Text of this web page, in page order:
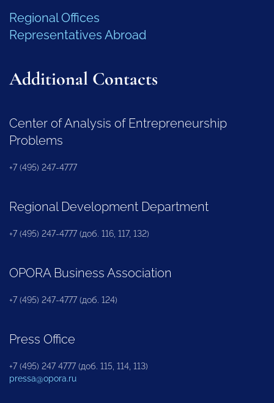
Regional Offices
Representatives Abroad
Additional Contacts
Center of Analysis of Entrepreneurship
Problems
+7 (495) 247-4777
Regional Development Department
+7 (495) 247-4777 (доб. 116, 117, 132)
OPORA Business Association
+7 (495) 247-4777 (доб. 124)
Press Office
+7 (495) 247 4777 (доб. 115, 114, 113)
pressa@opora.ru